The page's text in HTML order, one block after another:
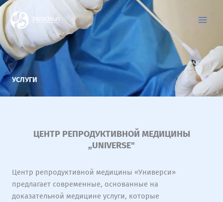
Перейти
к
содержимому
УСЛУГИ
ЦЕНТР РЕПРОДУКТИВНОЙ МЕДИЦИНЫ
„UNIVERSE"
Центр репродуктивной медицины «Универси»
предлагает современные, основанные на
доказательной медицине услуги, которые